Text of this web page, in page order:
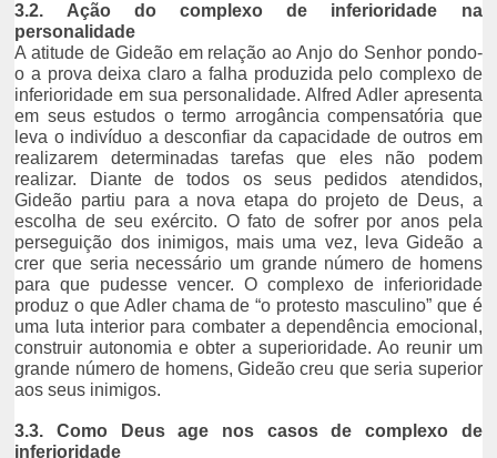
3.2. Ação do complexo de inferioridade na
personalidade
A atitude de Gideão em relação ao Anjo do Senhor pondo-
o a prova deixa claro a falha produzida pelo complexo de
inferioridade em sua personalidade. Alfred Adler apresenta
em seus estudos o termo arrogância compensatória que
leva o indivíduo a desconfiar da capacidade de outros em
realizarem determinadas tarefas que eles não podem
realizar. Diante de todos os seus pedidos atendidos,
Gideão partiu para a nova etapa do projeto de Deus, a
escolha de seu exército. O fato de sofrer por anos pela
perseguição dos inimigos, mais uma vez, leva Gideão a
crer que seria necessário um grande número de homens
para que pudesse vencer. O complexo de inferioridade
produz o que Adler chama de “o protesto masculino” que é
uma luta interior para combater a dependência emocional,
construir autonomia e obter a superioridade. Ao reunir um
grande número de homens, Gideão creu que seria superior
aos seus inimigos.
3.3. Como Deus age nos casos de complexo de
inferioridade